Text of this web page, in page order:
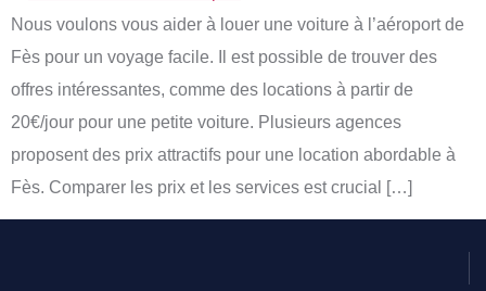
Nous voulons vous aider à louer une voiture à l’aéroport de
Fès pour un voyage facile. Il est possible de trouver des
offres intéressantes, comme des locations à partir de
20€/jour pour une petite voiture. Plusieurs agences
proposent des prix attractifs pour une location abordable à
Fès. Comparer les prix et les services est crucial […]